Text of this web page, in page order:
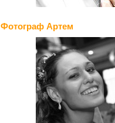
Фотограф Артем